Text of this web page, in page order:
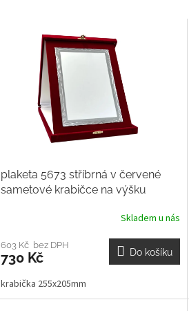
plaketa 5673 stříbrná v červené
sametové krabičce na výšku
Skladem u nás
603 Kč bez DPH
730 Kč Do košíku
krabička 255x205mm